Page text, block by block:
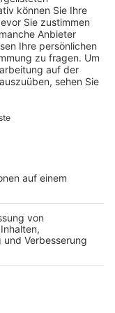
in der
dass man
weniger bis
Campus am
soll mit dem
werden. Der
neu angelegt,
ein Spiel- und
Schwerpunkte